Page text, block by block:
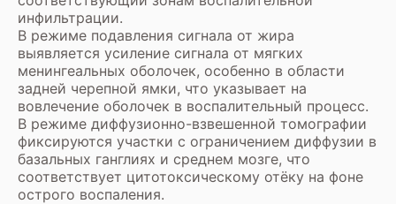
инфильтрации.
В режиме подавления сигнала от жира
выявляется усиление сигнала от мягких
менингеальных оболочек, особенно в области
задней черепной ямки, что указывает на
вовлечение оболочек в воспалительный процесс.
В режиме диффузионно-взвешенной томографии
фиксируются участки с ограничением диффузии в
базальных ганглиях и среднем мозге, что
соответствует цитотоксическому отёку на фоне
острого воспаления.